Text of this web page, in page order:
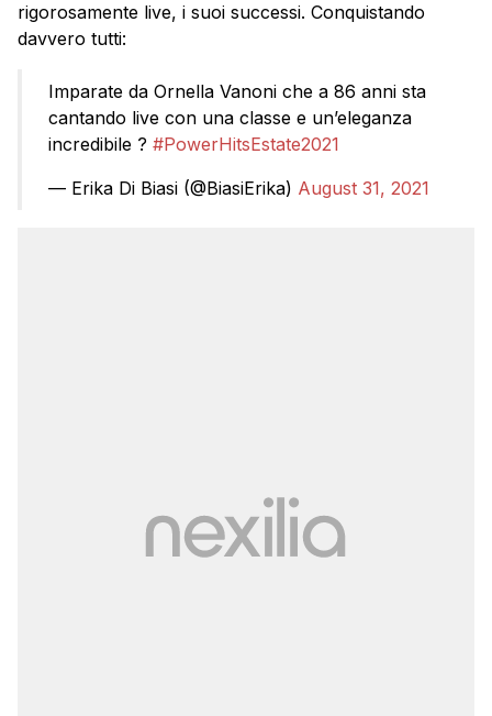
rigorosamente live, i suoi successi. Conquistando
davvero tutti:
Imparate da Ornella Vanoni che a 86 anni sta
cantando live con una classe e un’eleganza
incredibile ? #PowerHitsEstate2021
— Erika Di Biasi (@BiasiErika) August 31, 2021